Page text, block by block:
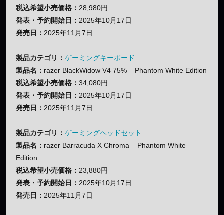
税込希望小売価格： 28,980円
発表・予約開始日： 2025年10月17日
発売日： 2025年11月7日
製品カテゴリ： ゲーミングキーボード
製品名： razer BlackWidow V4 75% – Phantom White Edition
税込希望小売価格： 34,080円
発表・予約開始日： 2025年10月17日
発売日： 2025年11月7日
製品カテゴリ： ゲーミングヘッドセット
製品名： razer Barracuda X Chroma – Phantom White
Edition
税込希望小売価格： 23,880円
発表・予約開始日： 2025年10月17日
発売日： 2025年11月7日